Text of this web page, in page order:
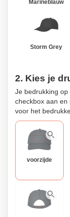
Marineblauw
Storm Grey
2. Kies je
Je bedrukking
checkbox aan en
voor het
voorzijde